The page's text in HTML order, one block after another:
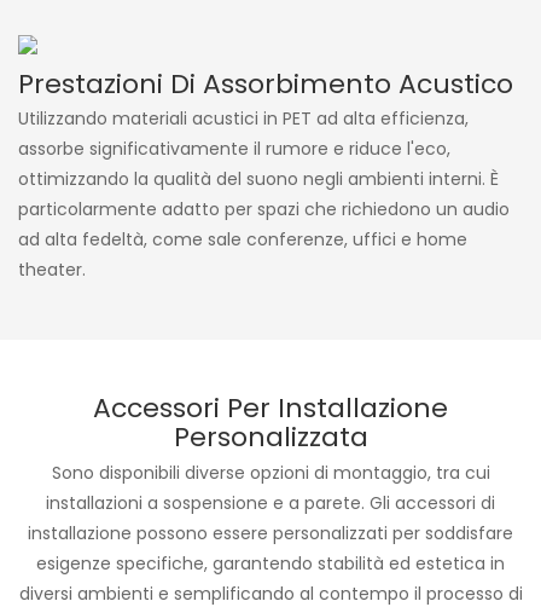
Prestazioni Di Assorbimento Acustico
Utilizzando materiali acustici in PET ad alta efficienza,
assorbe significativamente il rumore e riduce l'eco,
ottimizzando la qualità del suono negli ambienti interni. È
particolarmente adatto per spazi che richiedono un audio
ad alta fedeltà, come sale conferenze, uffici e home
theater.
Accessori Per Installazione
Personalizzata
Sono disponibili diverse opzioni di montaggio, tra cui
installazioni a sospensione e a parete. Gli accessori di
installazione possono essere personalizzati per soddisfare
esigenze specifiche, garantendo stabilità ed estetica in
diversi ambienti e semplificando al contempo il processo di